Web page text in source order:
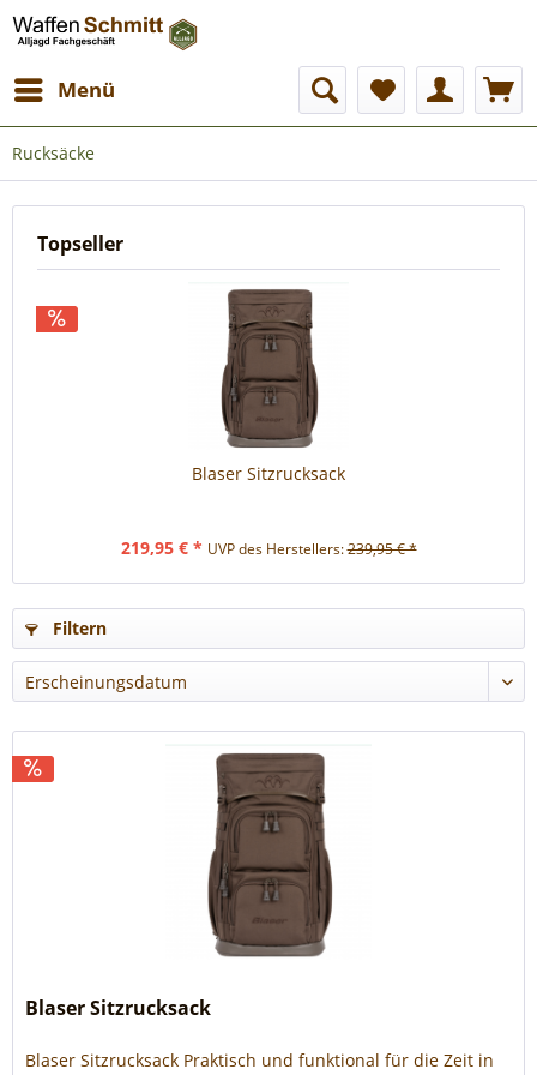
Menü
Rucksäcke
Topseller
Blaser Sitzrucksack
219,95 € * UVP des Herstellers:239,95 € *
Filtern
Blaser Sitzrucksack
Blaser Sitzrucksack Praktisch und funktional für die Zeit in